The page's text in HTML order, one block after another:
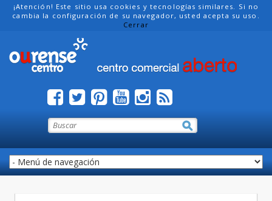
¡Atención! Este sitio usa cookies y tecnologías similares. Si no
cambia la configuración de su navegador, usted acepta su uso.
Cerrar